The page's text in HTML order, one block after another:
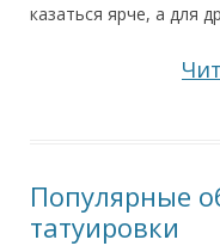
казаться ярче, а для
Популярные
татуировки